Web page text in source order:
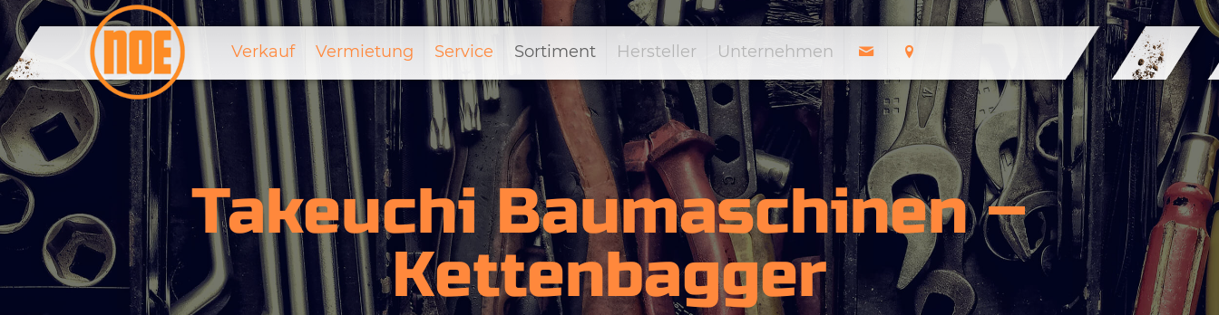
Verkauf Vermietung Service Sortiment Hersteller Unternehmen
Takeuchi Baumaschinen –
Kettenbagger